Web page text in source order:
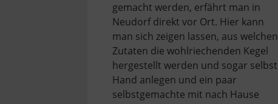
gemacht werden, erfährt man in
Neudorf direkt vor Ort. Hier kann
man sich zeigen lassen, aus welchen
Zutaten die wohlriechenden Kegel
hergestellt werden und sogar selbst
Hand anlegen und ein paar
selbstgemachte mit nach Hause